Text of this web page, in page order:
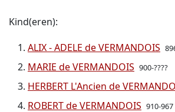
Kind(eren):
ALIX - ADELE de VERMANDOIS
MARIE de VERMANDOIS 900-????
HERBERT L'Ancien de
ROBERT de VERMANDOIS 910-967